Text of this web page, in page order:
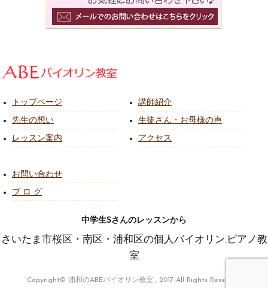
トップページ
先生の想い
レッスン案内
講師紹介
生徒さん・お母様の声
アクセス
お問い合わせ
ブ ロ グ
中学生Sさんのレッスンから
さいたま市桜区・南区・浦和区の個人バイオリン.ピアノ教
室
Copyright© 浦和のABEバイオリン教室 , 2017 All Rights Reserved.